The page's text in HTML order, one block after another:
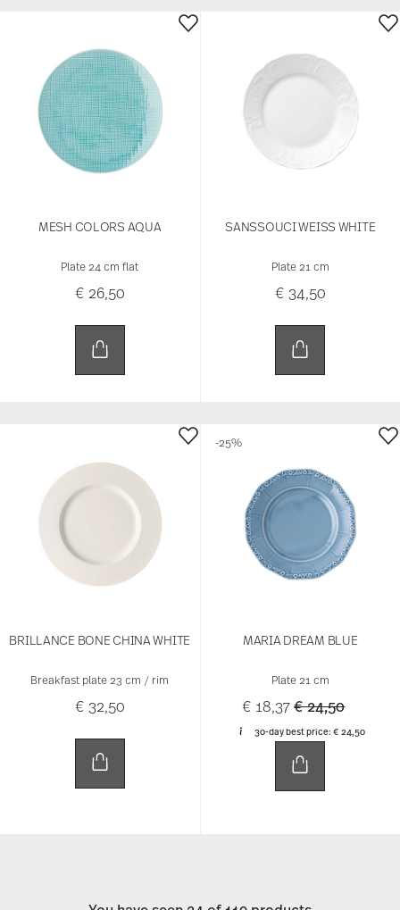
MESH COLORS AQUA
Plate 24 cm flat
€ 26,50
SANSSOUCI WEISS WHITE
Plate 21 cm
€ 34,50
BRILLANCE BONE CHINA WHITE
Breakfast plate 23 cm / rim
€ 32,50
MARIA DREAM BLUE
Plate 21 cm
€ 18,37Price reduced
€ 24,50to
30-day best price:€ 24,50
-25%